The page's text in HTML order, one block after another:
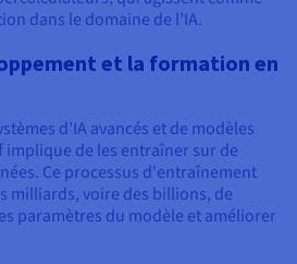
dans le domaine de l’IA.
et la formation en
d’IA avancés et de modèles
implique de les entraîner sur de
Ce processus d'entraînement
milliards, voire des billions, de
paramètres du modèle et améliorer